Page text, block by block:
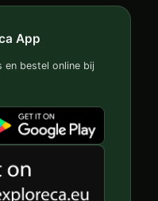
App
en bestel online bij